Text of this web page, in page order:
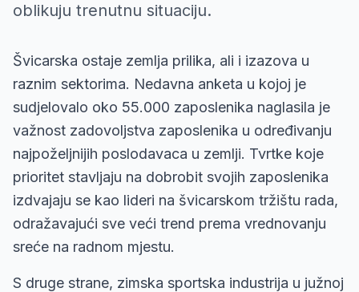
oblikuju trenutnu situaciju.
Švicarska ostaje zemlja prilika, ali i izazova u
raznim sektorima. Nedavna anketa u kojoj je
sudjelovalo oko 55.000 zaposlenika naglasila je
važnost zadovoljstva zaposlenika u određivanju
najpoželjnijih poslodavaca u zemlji. Tvrtke koje
prioritet stavljaju na dobrobit svojih zaposlenika
izdvajaju se kao lideri na švicarskom tržištu rada,
odražavajući sve veći trend prema vrednovanju
sreće na radnom mjestu.
S druge strane, zimska sportska industrija u južnoj